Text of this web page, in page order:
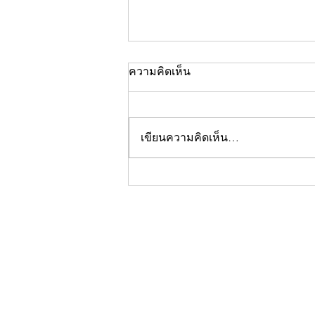
คอลัมน์"จับชีพจรวงการ
ความคิดเห็น
เขียนความคิดเห็น…